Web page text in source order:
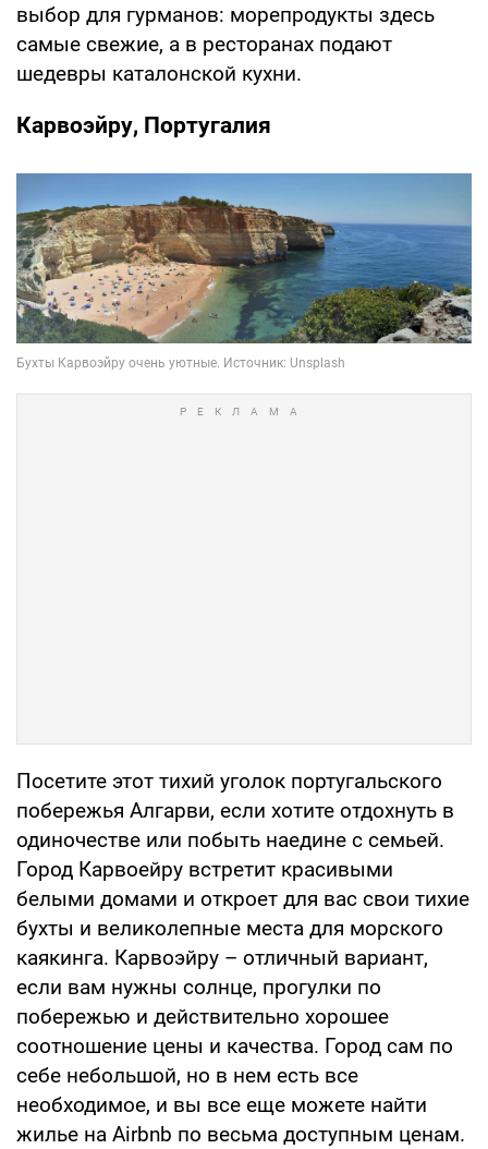
выбор для гурманов: морепродукты здесь
самые свежие, а в ресторанах подают
шедевры каталонской кухни.
Карвоэйру, Португалия
Посетите этот тихий уголок португальского
побережья Алгарви, если хотите отдохнуть в
одиночестве или побыть наедине с семьей.
Город Карвоейру встретит красивыми
белыми домами и откроет для вас свои тихие
бухты и великолепные места для морского
каякинга. Карвоэйру – отличный вариант,
если вам нужны солнце, прогулки по
побережью и действительно хорошее
соотношение цены и качества. Город сам по
себе небольшой, но в нем есть все
необходимое, и вы все еще можете найти
жилье на Airbnb по весьма доступным ценам.